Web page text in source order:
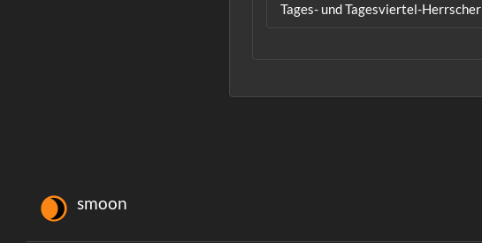
Tages- und Tagesviertel-Herrscher
smoon